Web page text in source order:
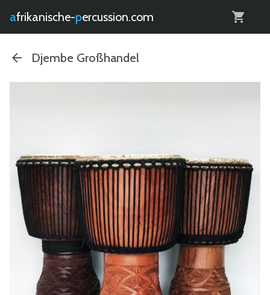
afrikanische- percussion.com
Djembe Großhandel